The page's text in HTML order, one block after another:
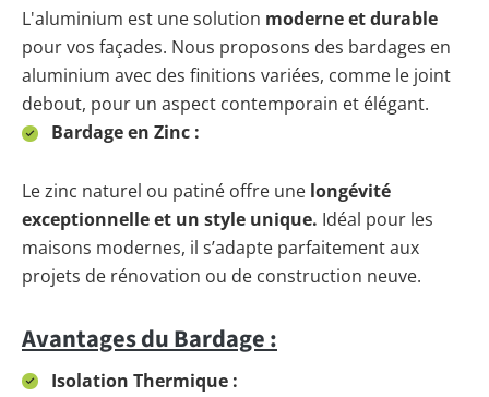
L'aluminium est une solution moderne et durable
pour vos façades. Nous proposons des bardages en
aluminium avec des finitions variées, comme le joint
debout, pour un aspect contemporain et élégant.
Bardage en Zinc :
Le zinc naturel ou patiné offre une longévité
exceptionnelle et un style unique. Idéal pour les
maisons modernes, il s’adapte parfaitement aux
projets de rénovation ou de construction neuve.
Avantages du Bardage :
Isolation Thermique :